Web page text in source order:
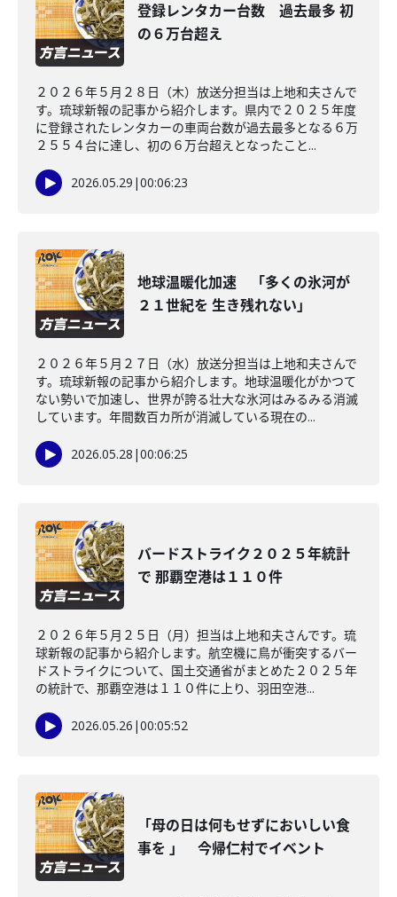
登録レンタカー台数 過去最多 初
の６万台超え
２０２６年５月２８日（木）放送分担当は上地和夫さんで
す。琉球新報の記事から紹介します。県内で２０２５年度
に登録されたレンタカーの車両台数が過去最多となる６万
２５５４台に達し、初の６万台超えとなったこと...
2026.05.29 |00:06:23
地球温暖化加速 「多くの氷河が
２１世紀を 生き残れない」
２０２６年５月２７日（水）放送分担当は上地和夫さんで
す。琉球新報の記事から紹介します。地球温暖化がかつて
ない勢いで加速し、世界が誇る壮大な氷河はみるみる消滅
しています。年間数百カ所が消滅している現在の...
2026.05.28 |00:06:25
バードストライク２０２５年統計
で 那覇空港は１１０件
２０２６年５月２５日（月）担当は上地和夫さんです。琉
球新報の記事から紹介します。航空機に鳥が衝突するバー
ドストライクについて、国土交通省がまとめた２０２５年
の統計で、那覇空港は１１０件に上り、羽田空港...
2026.05.26 |00:05:52
「母の日は何もせずにおいしい食
事を 」 今帰仁村でイベント